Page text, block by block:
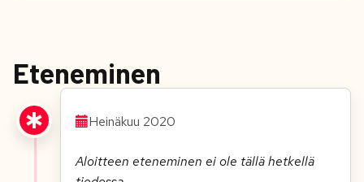
Eteneminen
Heinäkuu 2020
Aloitteen eteneminen ei ole tällä hetkellä